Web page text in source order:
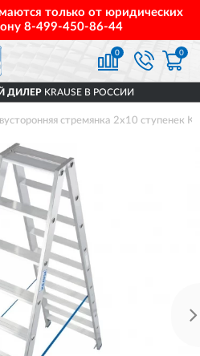
только от юридических
8-499-450-86-44
0 0
ДИЛЕРKRAUSE В РОССИИ
стремянка 2х10 ступенек